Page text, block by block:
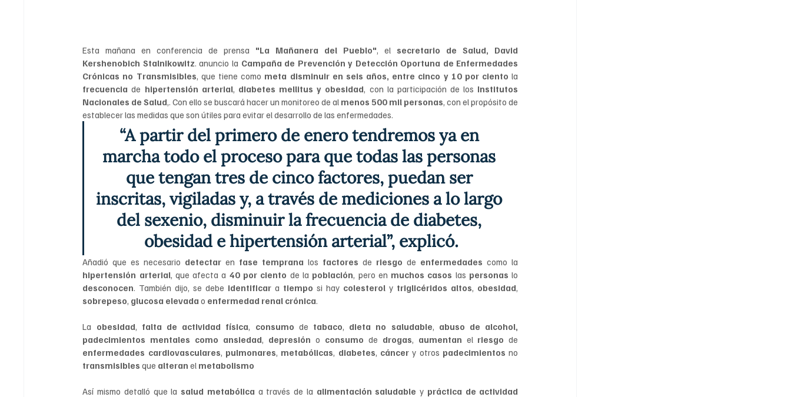
Esta mañana en conferencia de prensa "La Mañanera del Pueblo" , el secretario de Salud, David
Kershenobich Stalnikowitz . anuncio la Campaña de Prevención y Detección Oportuna de Enfermedades
Crónicas no Transmisibles , que tiene como meta disminuir en seis años, entre cinco y 10 por ciento
frecuencia de hipertensión arterial diabetes mellitus y obesidad , con la participación de los Institutos
Nacionales de Salud ,. Con ello se buscará hacer un monitoreo de al menos 500 mil personas , con el propósito de
establecer las medidas que son útiles para evitar el desarrollo de las enfermedades.
“A partir del primero de enero tendremos ya en
marcha todo el proceso para que todas las personas
que tengan tres de cinco factores, puedan ser
inscritas, vigiladas y, a través de mediciones a lo largo
del sexenio, disminuir la frecuencia de diabetes,
obesidad e hipertensión arterial”, explicó.
Añadió que es necesario detectar en fase temprana los factores de riesgo de enfermedades
hipertensión arterial , que afecta a 40 por ciento de la población , pero en muchos casos las personas
desconocen . También dijo, se debe identificar a tiempo si hay colesterol y triglicéridos altos obesidad
sobrepeso glucosa elevada o enfermedad renal crónica
La obesidad falta de actividad física consumo de tabaco dieta no saludable
abuso de alcohol,
padecimientos mentales como ansiedad
depresión o consumo de drogas aumentan el riesgo
enfermedades cardiovasculares pulmonares metabólicas diabetes cáncer y otros padecimientos
transmisibles que alteran el metabolismo
Así mismo detalló que la salud metabólica a través de la alimentación saludable y práctica de actividad